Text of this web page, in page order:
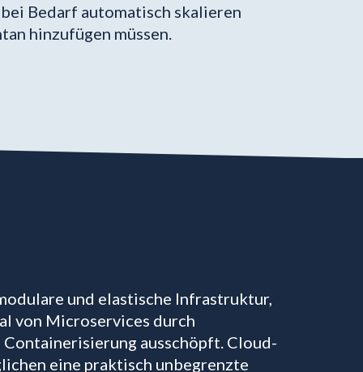
Bedarf automatisch skalieren
hinzufügen müssen.
und elastische Infrastruktur,
von Microservices durch
ausschöpft. Cloud-
eine praktisch unbegrenzte